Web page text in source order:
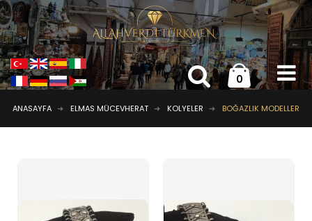
0
ANASAYFA ELMAS MÜCEVHERAT KOLYELER BOĞAZLIK MODELLER